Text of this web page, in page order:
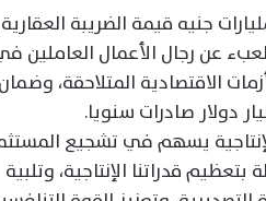
النائب محمد عطية الفيومي، بتحمل الدولة حوالي 5 مليارات جنيه قيمة الضريبة
عن رجال الأعمال العاملين
الاقتصادية المتلاحقة، وضمان
يسهم في تشجيع
قدراتنا الإنتاجية، وتلبية